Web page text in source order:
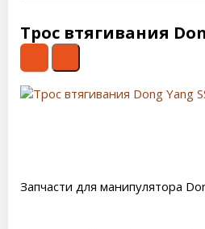
Трос втягивания
Запчасти для манипулятора